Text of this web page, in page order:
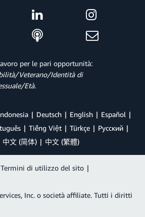
per le pari opportunità:
Veterano/Identità di
Età.
Deutsch English
Español
Tiếng Việt Türkçe
Ρусский
中文 (简体) 中文 (繁體)
Termini di utilizzo del sito |
Inc. o società affiliate. Tutti i diritti